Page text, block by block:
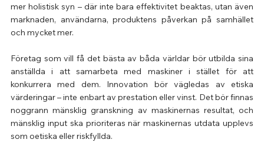
mer holistisk syn – där inte bara effektivitet beaktas, utan även
marknaden, användarna, produktens påverkan på samhället
och mycket mer.
Företag som vill få det bästa av båda världar bör utbilda sina
anställda i att samarbeta med maskiner i stället för att
konkurrera med dem. Innovation bör vägledas av etiska
värderingar – inte enbart av prestation eller vinst. Det bör finnas
noggrann mänsklig granskning av maskinernas resultat, och
mänsklig input ska prioriteras när maskinernas utdata upplevs
som oetiska eller riskfyllda.